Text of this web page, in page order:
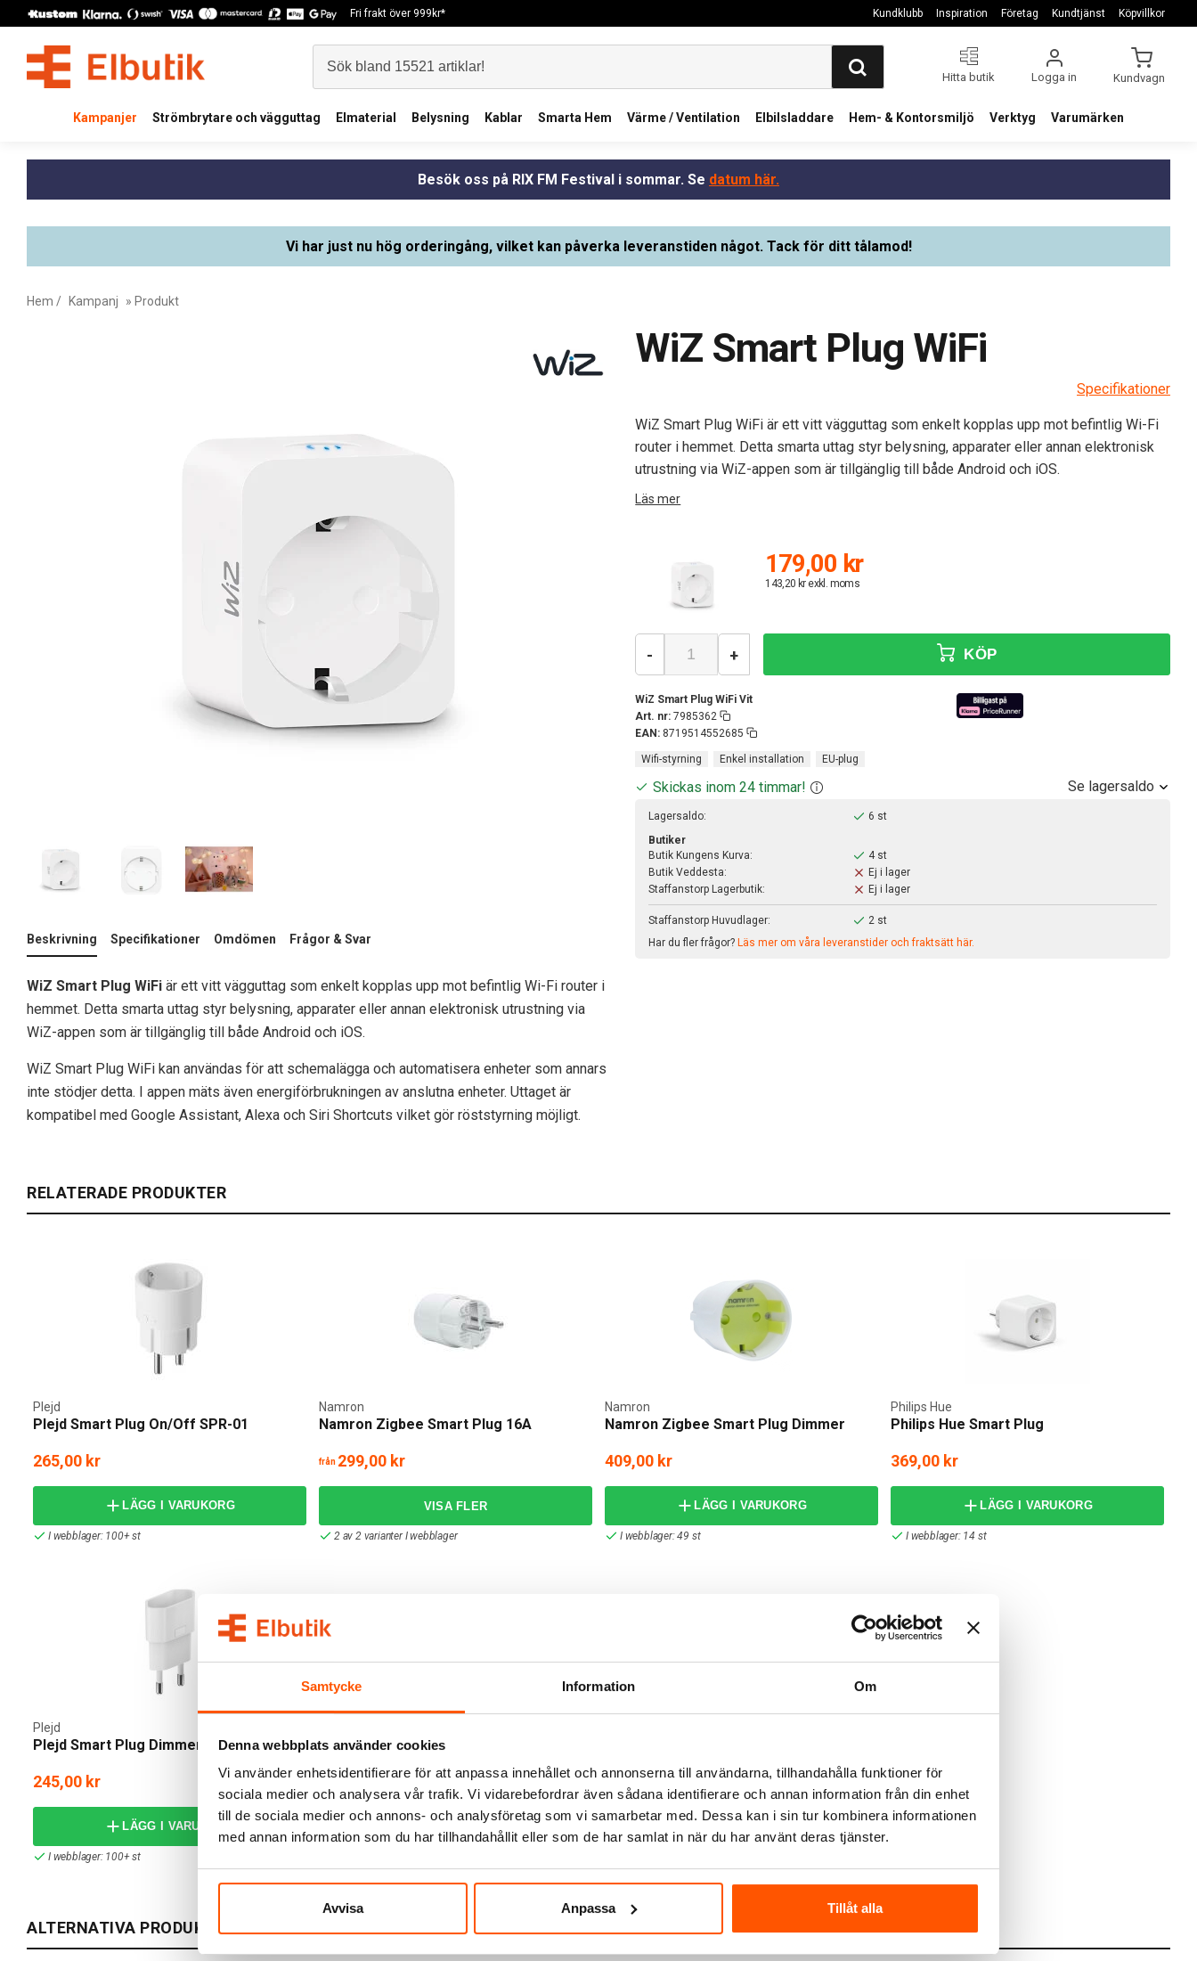
Samtycke Information Om
Denna webbplats använder cookies
Vi använder enhetsidentifierare för att anpassa innehållet och annonserna till användarna, tillhandahålla funktioner för
sociala medier och analysera vår trafik. Vi vidarebefordrar även sådana identifierare och annan information från din enhet
till de sociala medier och annons- och analysföretag som vi samarbetar med. Dessa kan i sin tur kombinera informationen
med annan information som du har tillhandahållit eller som de har samlat in när du har använt deras tjänster.
Avvisa Anpassa Tillåt alla
Fri frakt över 999kr* Kundklubb Inspiration Företag Kundtjänst Köpvillkor
Hitta butik Logga in Kundvagn
Kampanjer Strömbrytare och vägguttag Elmaterial Belysning Kablar Smarta Hem Värme / Ventilation Elbilsladdare Hem- & Kontorsmiljö Verktyg Varumärken
Besök oss på RIX FM Festival i sommar. Se datum här.
Vi har just nu hög orderingång, vilket kan påverka leveranstiden något. Tack för ditt tålamod!
Hem / Kampanj » Produkt
Beskrivning Specifikationer Omdömen Frågor & Svar
WiZ Smart Plug WiFi är ett vitt vägguttag som enkelt kopplas upp mot befintlig Wi-Fi router i
hemmet. Detta smarta uttag styr belysning, apparater eller annan elektronisk utrustning via
WiZ-appen som är tillgänglig till både Android och iOS.
WiZ Smart Plug WiFi kan användas för att schemalägga och automatisera enheter som annars
inte stödjer detta. I appen mäts även energiförbrukningen av anslutna enheter. Uttaget är
kompatibel med Google Assistant, Alexa och Siri Shortcuts vilket gör röststyrning möjligt.
WiZ Smart Plug WiFi
Specifikationer
WiZ Smart Plug WiFi är ett vitt vägguttag som enkelt kopplas upp mot befintlig Wi-Fi
router i hemmet. Detta smarta uttag styr belysning, apparater eller annan elektronisk
utrustning via WiZ-appen som är tillgänglig till både Android och iOS.
Läs mer
179,00 kr
143,20 kr exkl. moms
WiZ Smart Plug WiFi Vit
Art. nr: 7985362
EAN: 8719514552685
- + KÖP
Wifi-styrning Enkel installation EU-plug
Skickas inom 24 timmar! Se lagersaldo
Lagersaldo:
6 st
Butiker
Butik Kungens Kurva:
4 st
Butik Veddesta:
Ej i lager
Staffanstorp Lagerbutik:
Ej i lager
Staffanstorp Huvudlager:
2 st
Har du fler frågor?Läs mer om våra leveranstider och fraktsätt här.
RELATERADE PRODUKTER
Plejd Smart Plug On/Off SPR-01
Plejd
265,00 kr
LÄGG I VARUKORG
I webblager: 100+ st
Namron Zigbee Smart Plug 16A
Namron
från 299,00 kr
2 av 2 varianter I webblager
Namron Zigbee Smart Plug Dimmer
Namron
409,00 kr
LÄGG I VARUKORG
I webblager: 49 st
Philips Hue Smart Plug
Philips Hue
369,00 kr
LÄGG I VARUKORG
I webblager: 14 st
Plejd Smart Plug Dimmer SPD-01
Plejd
245,00 kr
LÄGG I VARUKORG
I webblager: 100+ st
ALTERNATIVA PRODUKTER